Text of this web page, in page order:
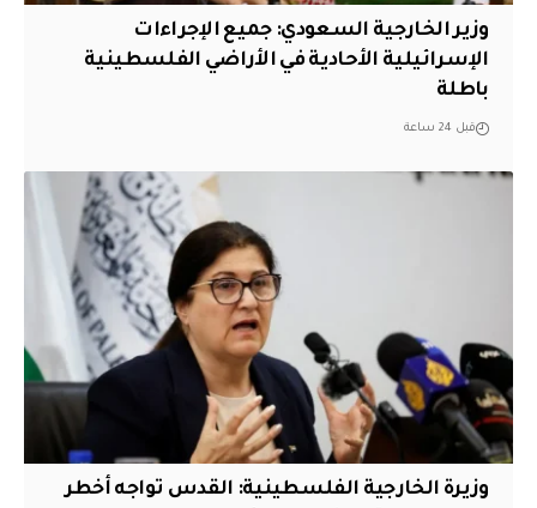
وزير الخارجية السعودي: جميع الإجراءات
الإسرائيلية الأحادية في الأراضي الفلسطينية
باطلة
قبل 24 ساعة
وزيرة الخارجية الفلسطينية: القدس تواجه أخطر